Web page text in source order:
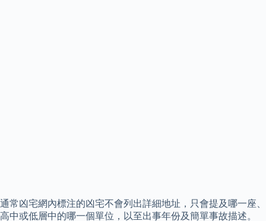
通常凶宅網內標注的凶宅不會列出詳細地址，只會提及哪一座、
高中或低層中的哪一個單位，以至出事年份及簡單事故描述。